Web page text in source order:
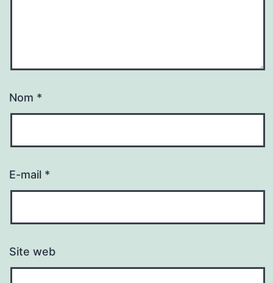
Nom *
E-mail *
Site web